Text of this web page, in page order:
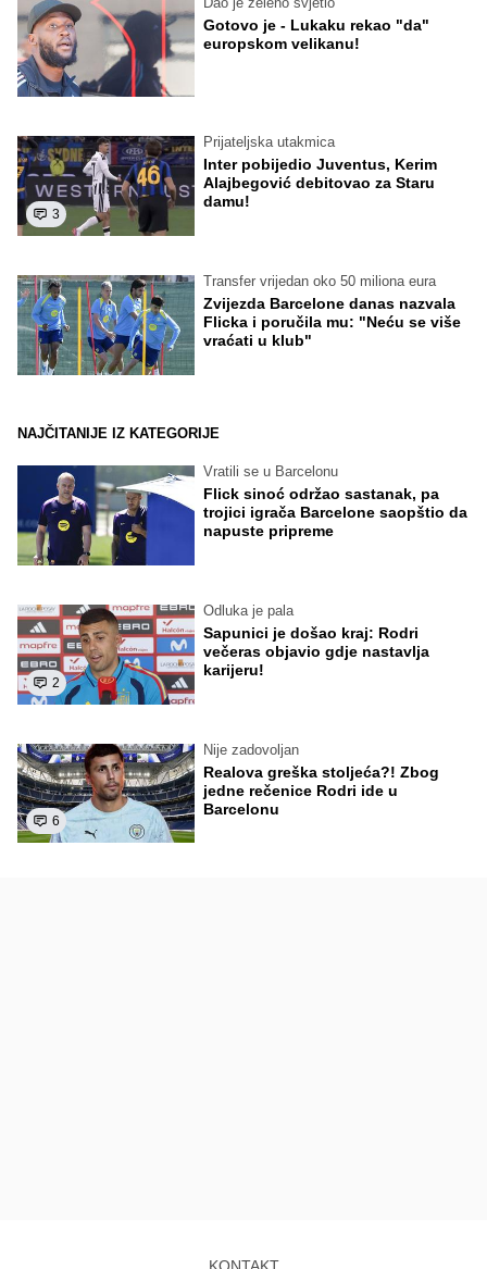
Gotovo je - Lukaku rekao "da"
europskom velikanu!
3
Prijateljska utakmica
Inter pobijedio Juventus, Kerim
Alajbegović debitovao za Staru
damu!
Transfer vrijedan oko 50 miliona eura
Zvijezda Barcelone danas nazvala
Flicka i poručila mu: "Neću se više
vraćati u klub"
NAJČITANIJE IZ KATEGORIJE
Vratili se u Barcelonu
Flick sinoć održao sastanak, pa
trojici igrača Barcelone saopštio da
napuste pripreme
2
Odluka je pala
Sapunici je došao kraj: Rodri
večeras objavio gdje nastavlja
karijeru!
6
Nije zadovoljan
Realova greška stoljeća?! Zbog
jedne rečenice Rodri ide u
Barcelonu